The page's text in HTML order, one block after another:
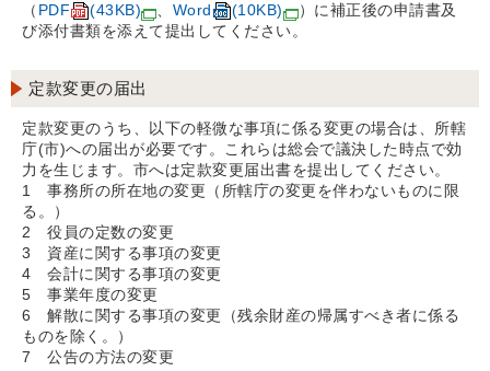
（ PDF (43KB) 、 Word (10KB)
）に補正後の申請書及
び添付書類を添えて提出してください。
定款変更の届出
定款変更のうち、以下の軽微な事項に係る変更の場合は、所轄
庁(市)への届出が必要です。これらは総会で議決した時点で効
力を生じます。市へは定款変更届出書を提出してください。
1 事務所の所在地の変更（所轄庁の変更を伴わないものに限
る。）
2 役員の定数の変更
3 資産に関する事項の変更
4 会計に関する事項の変更
5 事業年度の変更
6 解散に関する事項の変更（残余財産の帰属すべき者に係る
ものを除く。）
7 公告の方法の変更